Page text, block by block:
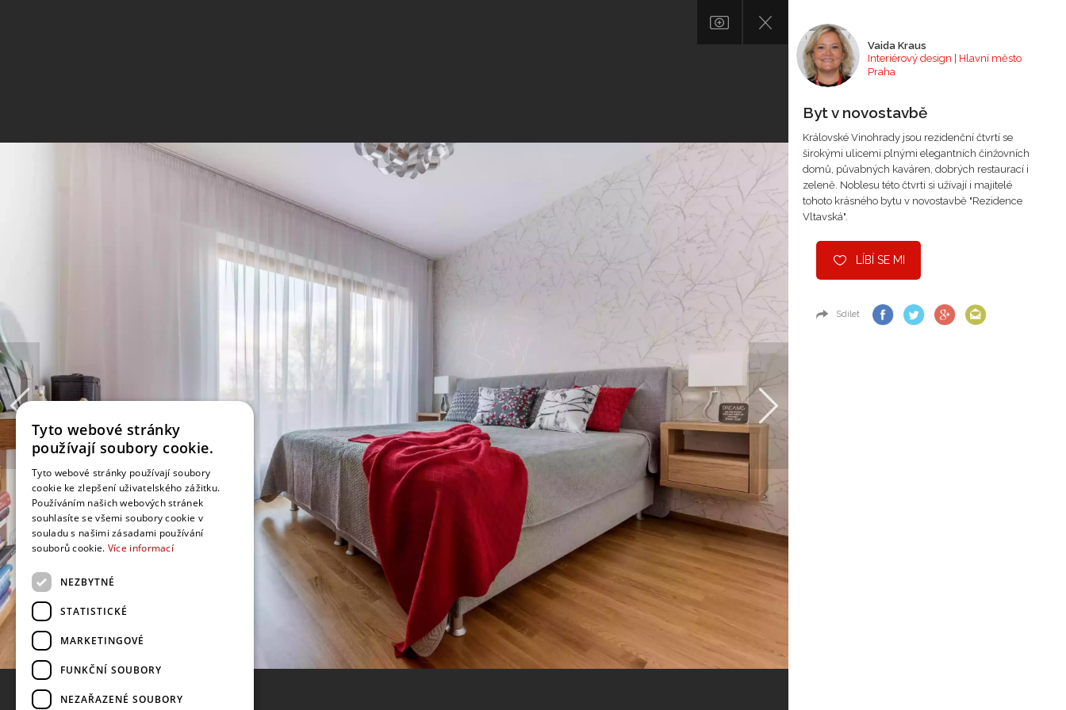
Vaida Kraus
Interiérový design | Hlavní město
Praha
Byt v novostavbě
Královské Vinohrady jsou rezidenční čtvrtí se
širokými ulicemi plnými elegantních činžovních
domů, půvabných kaváren, dobrých restaurací i
zeleně. Noblesu této čtvrti si užívají i majitelé
tohoto krásného bytu v novostavbě "Rezidence
Vltavská".
LÍBÍ SE MI
Sdílet
Tyto webové stránky
používají soubory cookie.
Tyto webové stránky používají soubory
cookie ke zlepšení uživatelského zážitku.
Používáním našich webových stránek
souhlasíte se všemi soubory cookie v
souladu s našimi zásadami používání
souborů cookie. Více informací
NEZBYTNÉ
STATISTICKÉ
MARKETINGOVÉ
FUNKČNÍ SOUBORY
NEZAŘAZENÉ SOUBORY